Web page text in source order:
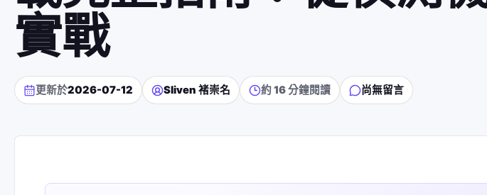
實戰
更新於2026-07-12 Sliven 褚崇名 約 16 分鐘閱讀 尚無留言